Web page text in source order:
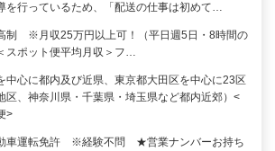
を行っているため、「配送の仕事は初めて…
制 ※月収25万円以上可！（平日週5日・8時間の
スポット便平均月収＞フ…
中心に都内及び近県、東京都大田区を中心に23区
区、神奈川県・千葉県・埼玉県など都内近郊）<
>
車運転免許 ※経験不問 ★営業ナンバーお持ち